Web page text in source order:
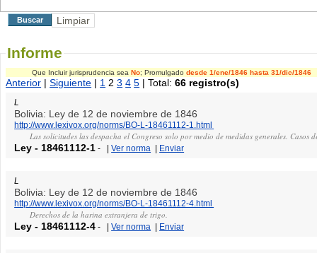
Informe
Que Incluir jurisprudencia sea No; Promulgado desde 1/ene/1846 hasta 31/dic/1846
Anterior |Siguiente | 1 23 4 5 | Total:66 registro(s)
L
Bolivia: Ley de 12 de noviembre de 1846
http://www.lexivox.org/norms/BO-L-18461112-1.html
Las solicitudes las despacha el Congreso solo por medio de medidas generales. Casos
Ley - 18461112-1 - |Ver norma | Enviar
L
Bolivia: Ley de 12 de noviembre de 1846
http://www.lexivox.org/norms/BO-L-18461112-4.html
Derechos de la harina extranjera de trigo.
Ley - 18461112-4 - |Ver norma | Enviar